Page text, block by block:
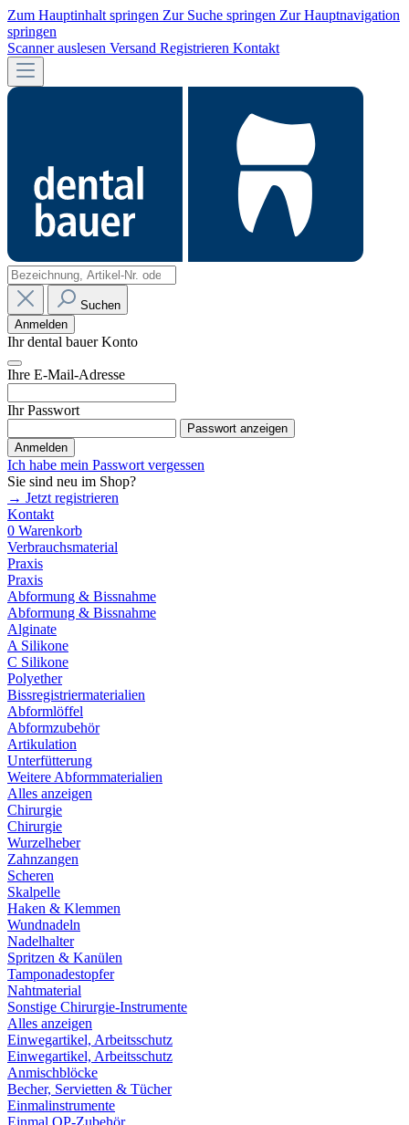
Zum Hauptinhalt springen Zur Suche springen Zur Hauptnavigation
springen
Scanner auslesen Versand Registrieren Kontakt
Suchen
Anmelden
Ihr dental bauer Konto
Ihre E-Mail-Adresse
Ihr Passwort
Passwort anzeigen
Anmelden
Ich habe mein Passwort vergessen
Sie sind neu im Shop?
→ Jetzt registrieren
Kontakt
0 Warenkorb
Verbrauchsmaterial
Praxis
Praxis
Abformung & Bissnahme
Abformung & Bissnahme
Alginate
A Silikone
C Silikone
Polyether
Bissregistriermaterialien
Abformlöffel
Abformzubehör
Artikulation
Unterfütterung
Weitere Abformmaterialien
Alles anzeigen
Chirurgie
Chirurgie
Wurzelheber
Zahnzangen
Scheren
Skalpelle
Haken & Klemmen
Wundnadeln
Nadelhalter
Spritzen & Kanülen
Tamponadestopfer
Nahtmaterial
Sonstige Chirurgie-Instrumente
Alles anzeigen
Einwegartikel, Arbeitsschutz
Einwegartikel, Arbeitsschutz
Anmischblöcke
Becher, Servietten & Tücher
Einmalinstrumente
Einmal OP-Zubehör